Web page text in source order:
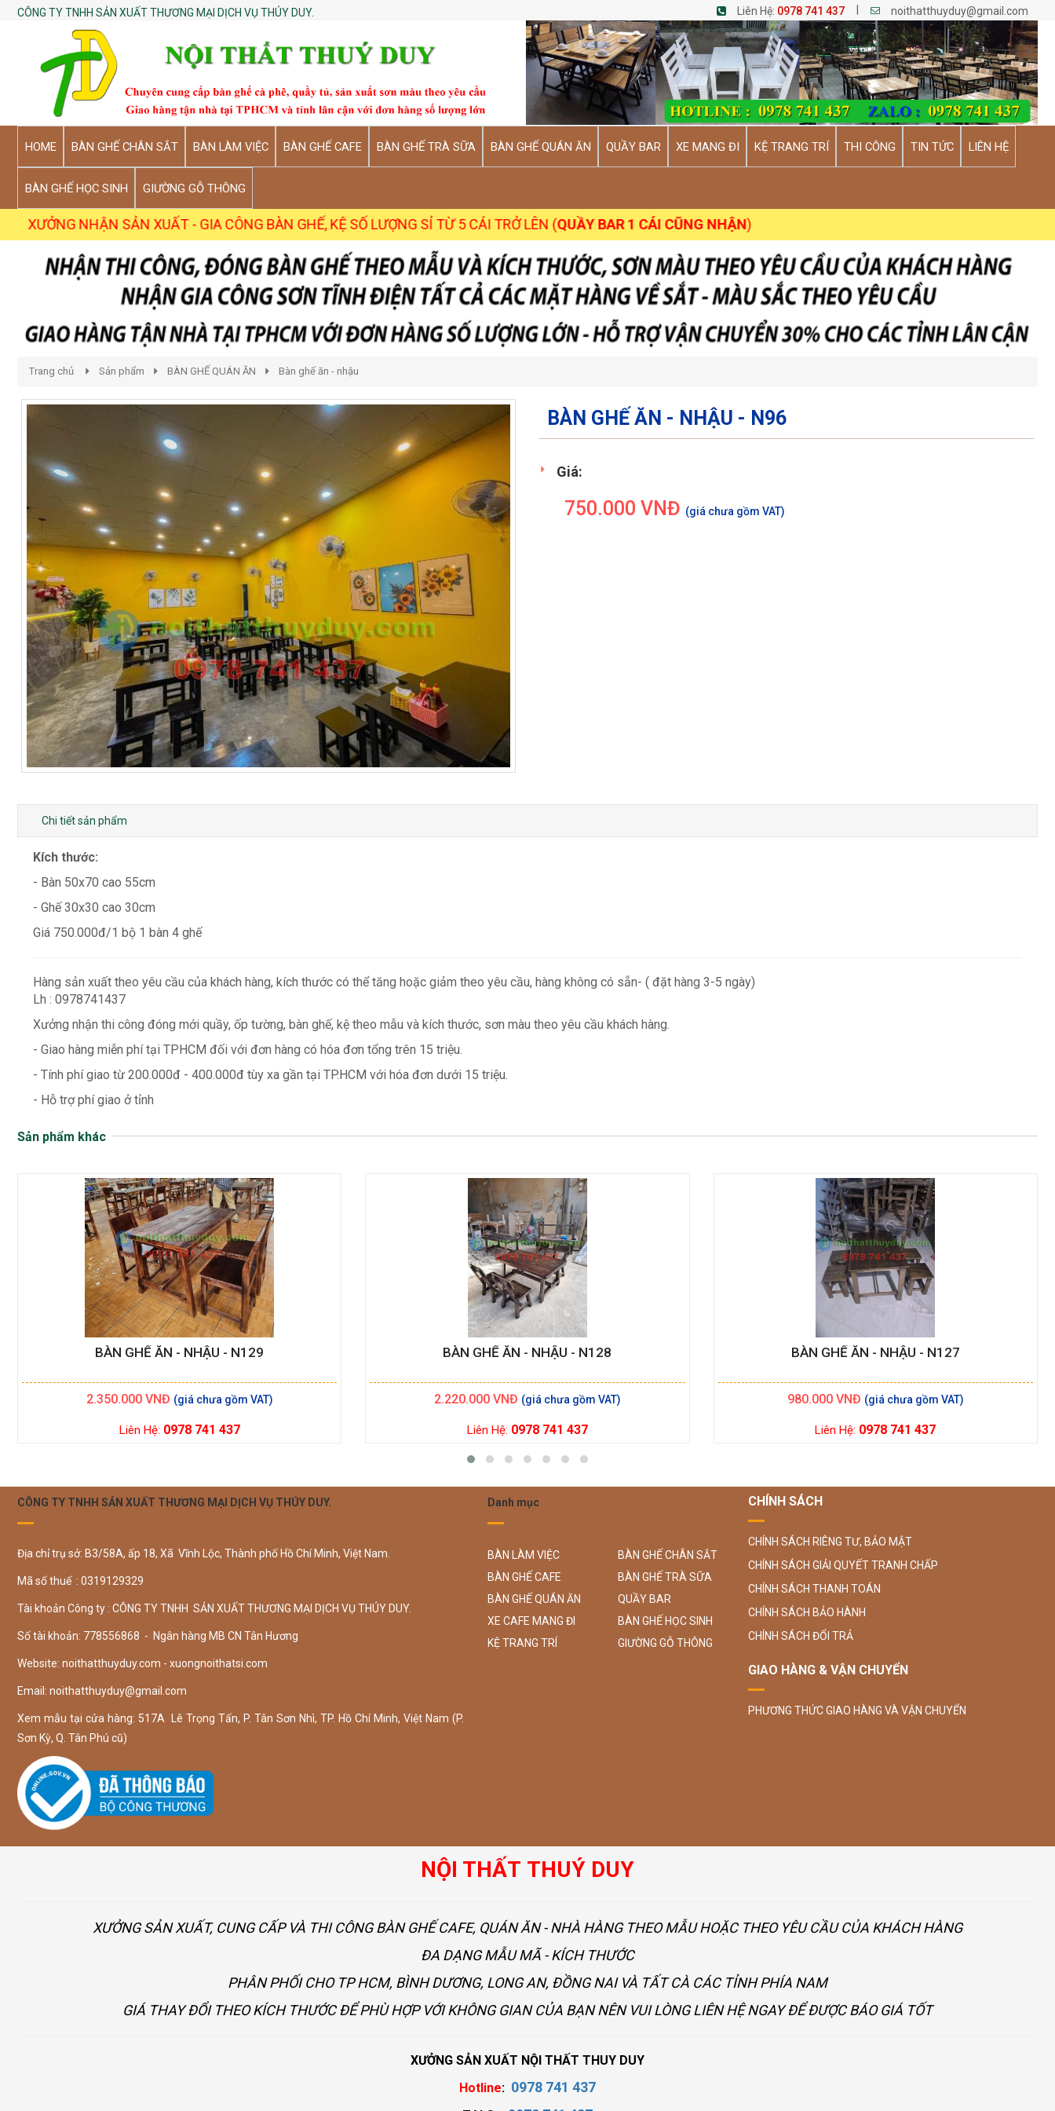
CÔNG TY TNHH SẢN XUẤT THƯƠNG MẠI DỊCH VỤ THÚY DUY. Liên Hệ: 0978 741 437 noithatthuyduy@gmail.com
HOME BÀN GHẾ CHÂN SẮT BÀN LÀM VIỆC BÀN GHẾ CAFE BÀN GHẾ TRÀ SỮA BÀN GHẾ QUÁN ĂN QUẦY BAR XE MANG ĐI KỆ TRANG TRÍ THI CÔNG TIN TỨC LIÊN HỆ
BÀN GHẾ HỌC SINH GIƯỜNG GỖ THÔNG
NHẬN SẢN XUẤT - GIA CÔNG BÀN GHẾ, KỆ SỐ LƯỢNG SỈ TỪ 5 CÁI TRỞ LÊN (QUẦY BAR 1 CÁI CŨNG NHẬN)
Trang chủ Sản phẩm BÀN GHẾ QUÁN ĂN Bàn ghế ăn - nhậu
BÀN GHẾ ĂN - NHẬU - N96
Giá:
750.000 VNĐ
Chi tiết sản phẩm
Kích thước:
- Bàn 50x70 cao 55cm
- Ghế 30x30 cao 30cm
Giá 750.000đ/1 bộ 1 bàn 4 ghế
Hàng sản xuất theo yêu cầu của khách hàng, kích thước có thể tăng hoặc giảm theo yêu cầu, hàng không có sẵn- ( đặt hàng 3-5 ngày)
Lh : 0978741437
Xưởng nhận thi công đóng mới quầy, ốp tường, bàn ghế, kệ theo mẫu và kích thước, sơn màu theo yêu cầu khách hàng.
- Giao hàng miễn phí tại TPHCM đối với đơn hàng có hóa đơn tổng trên 15 triệu.
- Tính phí giao từ 200.000đ - 400.000đ tùy xa gần tại TP.HCM với hóa đơn dưới 15 triệu.
- Hỗ trợ phí giao ở tỉnh
Sản phẩm khác
BÀN GHẾ ĂN - NHẬU - N129
2.350.000VNĐ
Liên Hệ: 0978 741 437
BÀN GHẾ ĂN - NHẬU - N128
2.220.000VNĐ
Liên Hệ: 0978 741 437
BÀN GHẾ ĂN - NHẬU - N127
980.000VNĐ
Liên Hệ: 0978 741 437
CÔNG TY TNHH SẢN XUẤT THƯƠNG MẠI DỊCH VỤ THÚY DUY.
Địa chỉ trụ sở: B3/58A, ấp 18, Xã Vĩnh Lộc, Thành phố Hồ Chí Minh, Việt Nam.
Mã số thuế : 0319129329
Tài khoản Công ty : CÔNG TY TNHH SẢN XUẤT THƯƠNG MẠI DỊCH VỤ THÚY DUY.
Số tài khoản: 778556868 - Ngân hàng MB CN Tân Hương
Website: noithatthuyduy.com - xuongnoithatsi.com
Email: noithatthuyduy@gmail.com
Xem mẫu tại cửa hàng: 517A Lê Trọng Tấn, P. Tân Sơn Nhì, TP. Hồ Chí Minh, Việt Nam (P.
Sơn Kỳ, Q. Tân Phú cũ)
Danh mục
BÀN LÀM VIỆC
BÀN GHẾ CHÂN SẮT
BÀN GHẾ CAFE
BÀN GHẾ TRÀ SỮA
BÀN GHẾ QUÁN ĂN
QUẦY BAR
XE CAFE MANG ĐI
BÀN GHẾ HỌC SINH
KỆ TRANG TRÍ
GIƯỜNG GỖ THÔNG
CHÍNH SÁCH
CHÍNH SÁCH RIÊNG TƯ, BẢO MẬT
CHÍNH SÁCH GIẢI QUYẾT TRANH CHẤP
CHÍNH SÁCH THANH TOÁN
CHÍNH SÁCH BẢO HÀNH
CHÍNH SÁCH ĐỔI TRẢ
GIAO HÀNG & VẬN CHUYỂN
PHƯƠNG THỨC GIAO HÀNG VÀ VẬN CHUYỂN
NỘI THẤT THUÝ DUY
XƯỞNG SẢN XUẤT, CUNG CẤP VÀ THI CÔNG BÀN GHẾ CAFE, QUÁN ĂN - NHÀ HÀNG THEO MẪU HOẶC THEO YÊU CẦU CỦA KHÁCH HÀNG
ĐA DẠNG MẪU MÃ - KÍCH THƯỚC
PHÂN PHỐI CHO TP HCM, BÌNH DƯƠNG, LONG AN, ĐỒNG NAI VÀ TẤT CÀ CÁC TỈNH PHÍA NAM
GIÁ THAY ĐỔI THEO KÍCH THƯỚC ĐỂ PHÙ HỢP VỚI KHÔNG GIAN CỦA BẠN NÊN VUI LÒNG LIÊN HỆ NGAY ĐỂ ĐƯỢC BÁO GIÁ TỐT
XƯỞNG SẢN XUẤT NỘI THẤT THUY DUY
Hotline: 0978 741 437